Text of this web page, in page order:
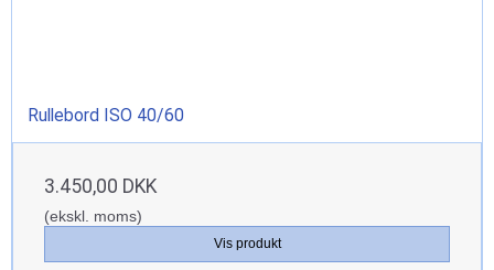
Rullebord ISO 40/60
3.450,00 DKK
(ekskl. moms)
Vis produkt